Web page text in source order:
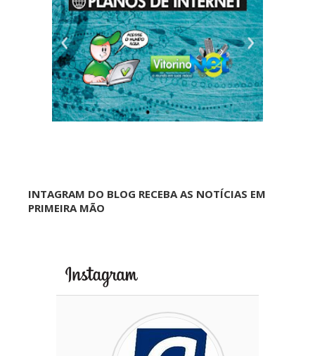
INTAGRAM DO BLOG RECEBA AS NOTÍCIAS EM
PRIMEIRA MÃO